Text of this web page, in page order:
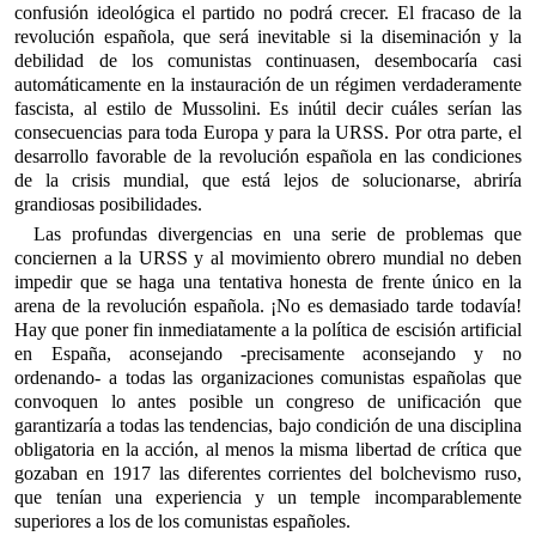
confusión ideológica el partido no podrá crecer. El fracaso de la
revolución española, que será inevitable si la diseminación y la
debilidad de los comunistas continuasen, desembocaría casi
automáticamente en la instauración de un régimen verdaderamente
fascista, al estilo de Mussolini. Es inútil decir cuáles serían las
consecuencias para toda Europa y para la URSS. Por otra parte, el
desarrollo favorable de la revolución española en las condiciones
de la crisis mundial, que está lejos de solucionarse, abriría
grandiosas posibilidades.
Las profundas divergencias en una serie de problemas que
conciernen a la URSS y al movimiento obrero mundial no deben
impedir que se haga una tentativa honesta de frente único en la
arena de la revolución española. ¡No es demasiado tarde todavía!
Hay que poner fin inmediatamente a la política de escisión artificial
en España, aconsejando -precisamente aconsejando y no
ordenando- a todas las organizaciones comunistas españolas que
convoquen lo antes posible un congreso de unificación que
garantizaría a todas las tendencias, bajo condición de una disciplina
obligatoria en la acción, al menos la misma libertad de crítica que
gozaban en 1917 las diferentes corrientes del bolchevismo ruso,
que tenían una experiencia y un temple incomparablemente
superiores a los de los comunistas españoles.